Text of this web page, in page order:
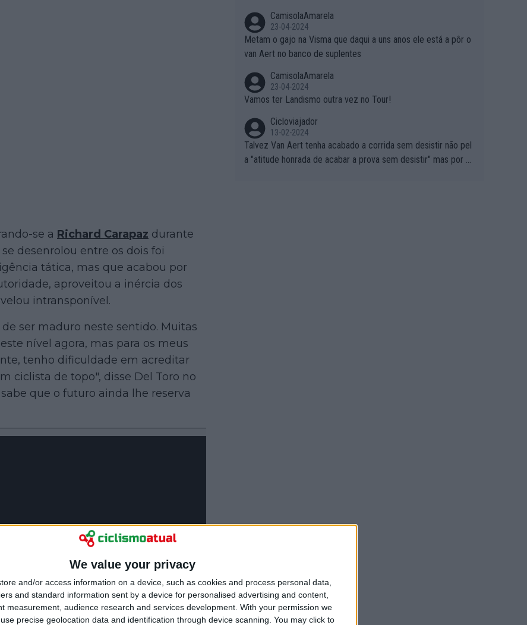
We value your privacy
and/or access information on a device, such as cookies and process personal data,
and standard information sent by a device for personalised advertising and content,
measurement, audience research and services development. With your permission we
precise geolocation data and identification through device scanning. You may click to
se a Richard Carapaz durante
desenrolou entre os dois foi
tática, mas que acabou por
aproveitou a inércia dos
intransponível.
ser maduro neste sentido. Muitas
nível agora, mas para os meus
tenho dificuldade em acreditar
ciclista de topo", disse Del Toro no
que o futuro ainda lhe reserva
CamisolaAmarela
23-04-2024
Metam o gajo na Visma que daqui a uns anos ele está a pôr o
van Aert no banco de suplentes
CamisolaAmarela
23-04-2024
Vamos ter Landismo outra vez no Tour!
Cicloviajador
13-02-2024
Talvez Van Aert tenha acabado a corrida sem desistir não pel
a "atitude honrada de acabar a prova sem desistir" mas por ou